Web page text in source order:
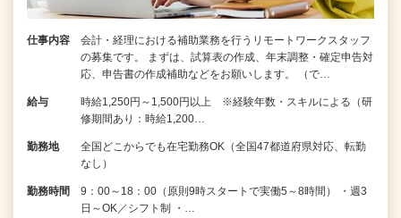
仕事内容
会計・経理における補助業務を行うリモートワークスタッフ
の募集です。 まずは、試算表の作成、年末調整・確定申告対
応、申告書の作成補助などをお願いします。 （で…
給与
時給1,250円～1,500円以上 ※経験年数・スキルによる（研
修期間あり：時給1,200…
勤務地
全国どこからでも在宅勤務OK（全国47都道府県対応、転勤
なし）
勤務時間
9：00～18：00（原則9時スタートで実働5～8時間） ・週3
日～OK／シフト制 ・…